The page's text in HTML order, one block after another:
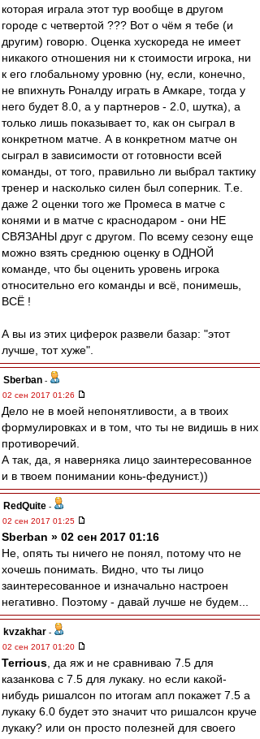
которая играла этот тур вообще в другом
городе с четвертой ??? Вот о чём я тебе (и
другим) говорю. Оценка хускореда не имеет
никакого отношения ни к стоимости игрока, ни
к его глобальному уровню (ну, если, конечно,
не впихнуть Роналду играть в Амкаре, тогда у
него будет 8.0, а у партнеров - 2.0, шутка), а
только лишь показывает то, как он сыграл в
конкретном матче. А в конкретном матче он
сыграл в зависимости от готовности всей
команды, от того, правильно ли выбрал тактику
тренер и насколько силен был соперник. Т.е.
даже 2 оценки того же Промеса в матче с
конями и в матче с краснодаром - они НЕ
СВЯЗАНЫ друг с другом. По всему сезону еще
можно взять среднюю оценку в ОДНОЙ
команде, что бы оценить уровень игрока
относительно его команды и всё, понимешь,
ВСЁ !
А вы из этих циферок развели базар: "этот
лучше, тот хуже".
Sberban -
02 сен 2017 01:26
Дело не в моей непонятливости, а в твоих
формулировках и в том, что ты не видишь в них
противоречий.
А так, да, я наверняка лицо заинтересованное
и в твоем понимании конь-федунист.))
RedQuite -
02 сен 2017 01:25
Sberban » 02 сен 2017 01:16
Не, опять ты ничего не понял, потому что не
хочешь понимать. Видно, что ты лицо
заинтересованное и изначально настроен
негативно. Поэтому - давай лучше не будем...
kvzakhar -
02 сен 2017 01:20
Terrious , да яж и не сравниваю 7.5 для
казанкова с 7.5 для лукаку. но если какой-
нибудь ришалсон по итогам апл покажет 7.5 а
лукаку 6.0 будет это значит что ришалсон круче
лукаку? или он просто полезней для своего